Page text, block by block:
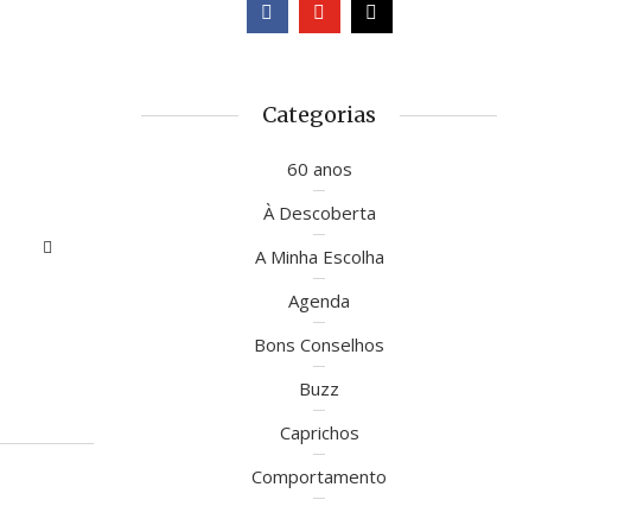
Categorias
60 anos
À Descoberta
A Minha Escolha
Agenda
Bons Conselhos
Buzz
Caprichos
Comportamento